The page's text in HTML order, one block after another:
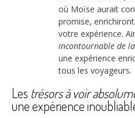
où Moïse aurait
promise,
votre expérience.
incontournable de
une expérience
tous les voyageurs.
Les trésors à voir
une expérience